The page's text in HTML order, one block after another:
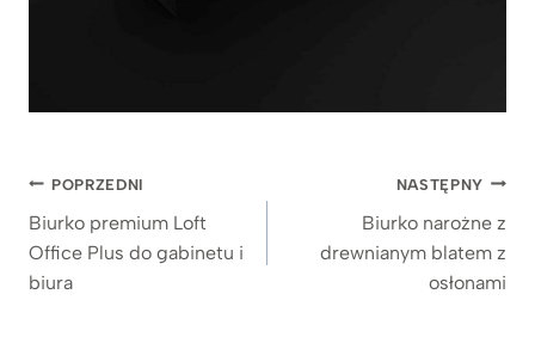
Nawigacja
wpisu
POPRZEDNI
Biurko premium Loft
Office Plus do gabinetu i
biura
NASTĘPNY
Biurko narożne z
drewnianym blatem z
osłonami